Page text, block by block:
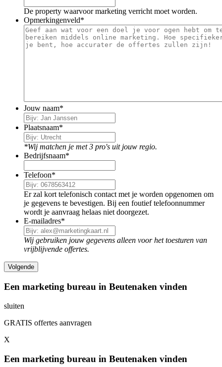
De property waarvoor marketing verricht moet worden.
Opmerkingenveld*
Jouw naam*
Plaatsnaam*
*Wij matchen je met 3 pro's uit jouw regio.
Bedrijfsnaam*
Telefoon*
Er zal kort telefonisch contact met je worden opgenomen om
je gegevens te bevestigen. Bij een foutief telefoonnummer
wordt je aanvraag helaas niet doorgezet.
E-mailadres*
Wij gebruiken jouw gegevens alleen voor het toesturen van
vrijblijvende offertes.
Een marketing bureau in Beutenaken vinden
sluiten
GRATIS offertes aanvragen
X
Een marketing bureau in Beutenaken vinden